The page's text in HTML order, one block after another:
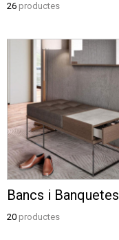
26 productes
Bancs i Banquetes
20 productes